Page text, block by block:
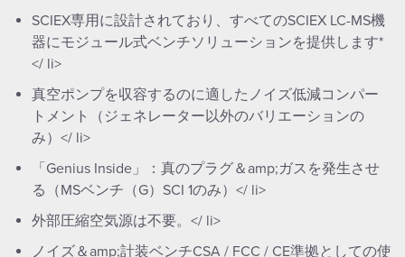
SCIEX専用に設計されており、すべてのSCIEX LC-MS機
器にモジュール式ベンチソリューションを提供します*
</ li>
真空ポンプを収容するのに適したノイズ低減コンパー
トメント（ジェネレーター以外のバリエーションの
み）</ li>
「Genius Inside」：真のプラグ＆amp;ガスを発生させ
る（MSベンチ（G）SCI 1のみ）</ li>
外部圧縮空気源は不要。</ li>
ノイズ＆amp;計装ベンチCSA / FCC / CE準拠としての使